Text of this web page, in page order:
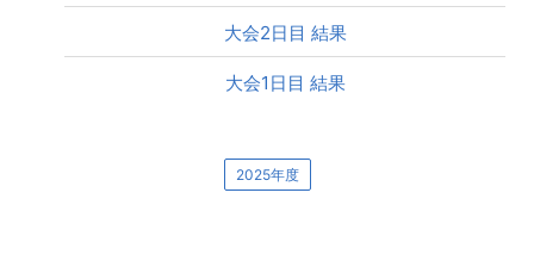
大会2日目 結果
大会1日目 結果
2025年度